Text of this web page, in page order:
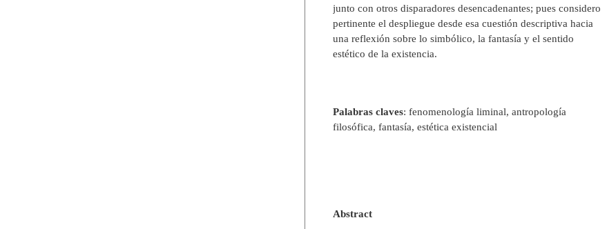
junto con otros disparadores desencadenantes; pues considero
pertinente el despliegue desde esa cuestión descriptiva hacia
una reflexión sobre lo simbólico, la fantasía y el sentido
estético de la existencia.
Palabras claves: fenomenología liminal, antropología
filosófica, fantasía, estética existencial
Abstract